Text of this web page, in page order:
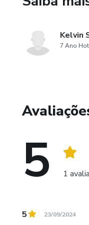
Kelvin
7 Ano
5 1
5 23/09/2024